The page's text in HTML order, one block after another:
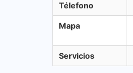
Télefono
Mapa
Servicios